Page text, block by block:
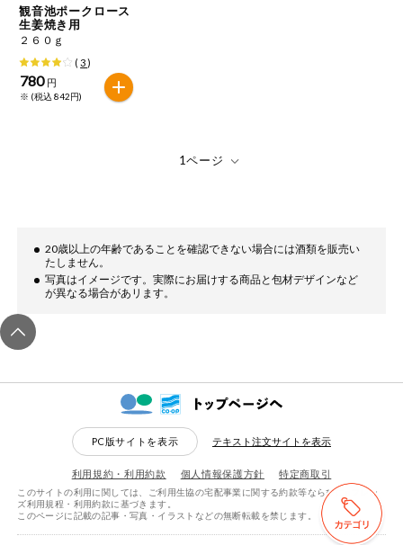
ポイントがも
らえる！
お弁当用商品
いいもんみっ
け
オーガニック
エシカル
リセットする 検索する
観音池ポークロース
生姜焼き用
２６０ｇ
(3)
780 円
※ (税込 842円)
20歳以上の年齢であることを確認できない場合には酒類を販売い
たしません。
写真はイメージです。実際にお届けする商品と包材デザインなど
が異なる場合があリます。
PC版サイトを表示 テキスト注文サイトを表示
利用規約・利用約款 個人情報保護方針 特定商取引
このサイトの利用に関しては、ご利用生協の宅配事業に関する約款等ならびにeフレン
ズ利用規程・利用約款に基づきます。
このページに記載の記事・写真・イラストなどの無断転載を禁じます。